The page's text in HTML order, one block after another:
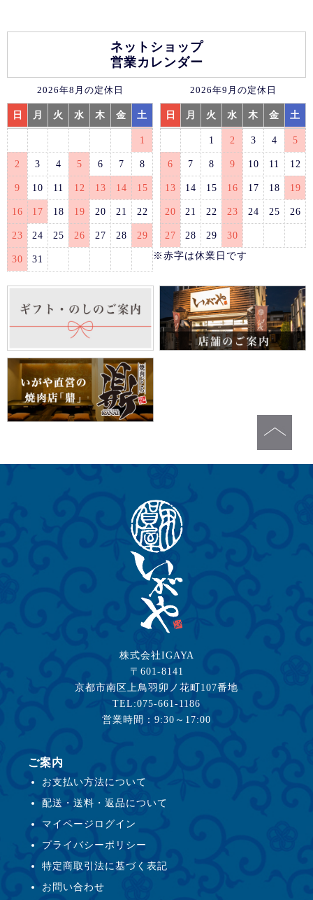
ネットショップ
営業カレンダー
2026年8月の定休日
日 月 火 水 木 金 土
1
2 3 4 5 6 7 8
9 10 11 12 13 14 15
16 17 18 19 20 21 22
23 24 25 26 27 28 29
30 31
2026年9月の定休日
日 月 火 水 木 金 土
1 2 3 4 5
6 7 8 9 10 11 12
13 14 15 16 17 18 19
20 21 22 23 24 25 26
27 28 29
30
※赤字は休業日です
株式会社IGAYA
〒601-8141
京都市南区上鳥羽卯ノ花町107番地
TEL:075-661-1186
営業時間：9:30～17:00
ご案内
お支払い方法について
配送・送料・返品について
マイページログイン
プライバシーポリシー
特定商取引法に基づく表記
お問い合わせ